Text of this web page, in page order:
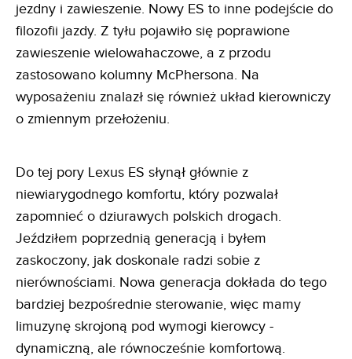
jezdny i zawieszenie. Nowy ES to inne podejście do
filozofii jazdy. Z tyłu pojawiło się poprawione
zawieszenie wielowahaczowe, a z przodu
zastosowano kolumny McPhersona. Na
wyposażeniu znalazł się również układ kierowniczy
o zmiennym przełożeniu.
Do tej pory Lexus ES słynął głównie z
niewiarygodnego komfortu, który pozwalał
zapomnieć o dziurawych polskich drogach.
Jeździłem poprzednią generacją i byłem
zaskoczony, jak doskonale radzi sobie z
nierównościami. Nowa generacja dokłada do tego
bardziej bezpośrednie sterowanie, więc mamy
limuzynę skrojoną pod wymogi kierowcy -
dynamiczną, ale równocześnie komfortową.